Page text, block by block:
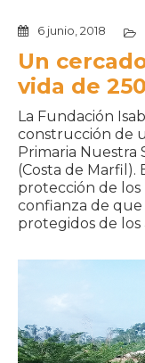
6 junio, 2018
Un
vida de
La Fundación
construcción de
Primaria Nuestra
(Costa de Marfil).
protección de los
confianza de que
protegidos de los